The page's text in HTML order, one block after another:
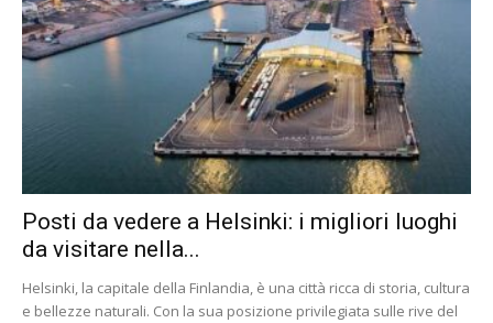
Posti da vedere a Helsinki: i migliori luoghi
da visitare nella...
Helsinki, la capitale della Finlandia, è una città ricca di storia, cultura
e bellezze naturali. Con la sua posizione privilegiata sulle rive del